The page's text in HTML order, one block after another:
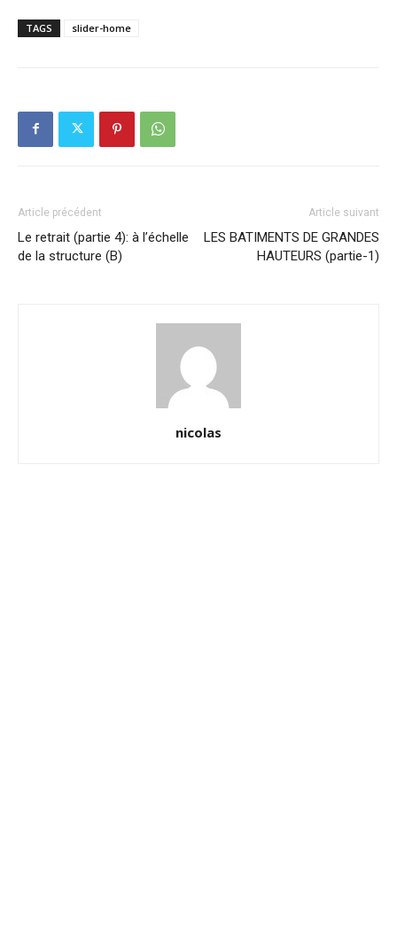
TAGS slider-home
Article précédent
Le retrait (partie 4): à l’échelle
de la structure (B)
Article suivant
LES BATIMENTS DE GRANDES
HAUTEURS (partie-1)
nicolas